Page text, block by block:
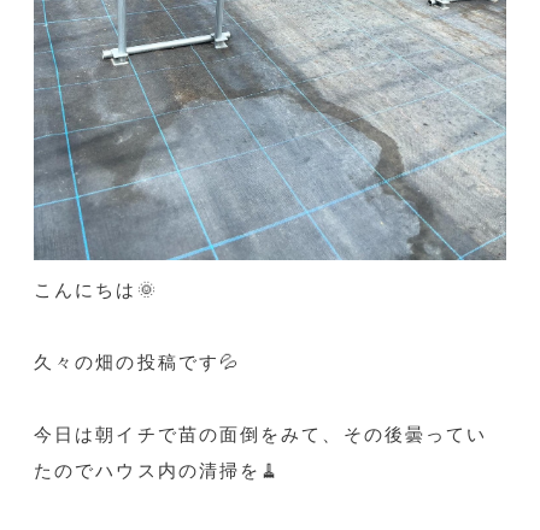
こんにちは🌞
久々の畑の投稿です💦
今日は朝イチで苗の面倒をみて、その後曇ってい
たのでハウス内の清掃を🧹